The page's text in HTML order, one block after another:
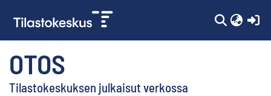
OTOS
Tilastokeskuksen julkaisut verkossa